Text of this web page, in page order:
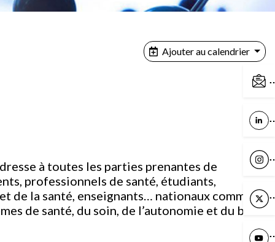
Ajouter au calendrier
à toutes les parties prenantes de
professionnels de santé, étudiants,
de la santé, enseignants… nationaux comme
de santé, du soin, de l’autonomie et du bien-